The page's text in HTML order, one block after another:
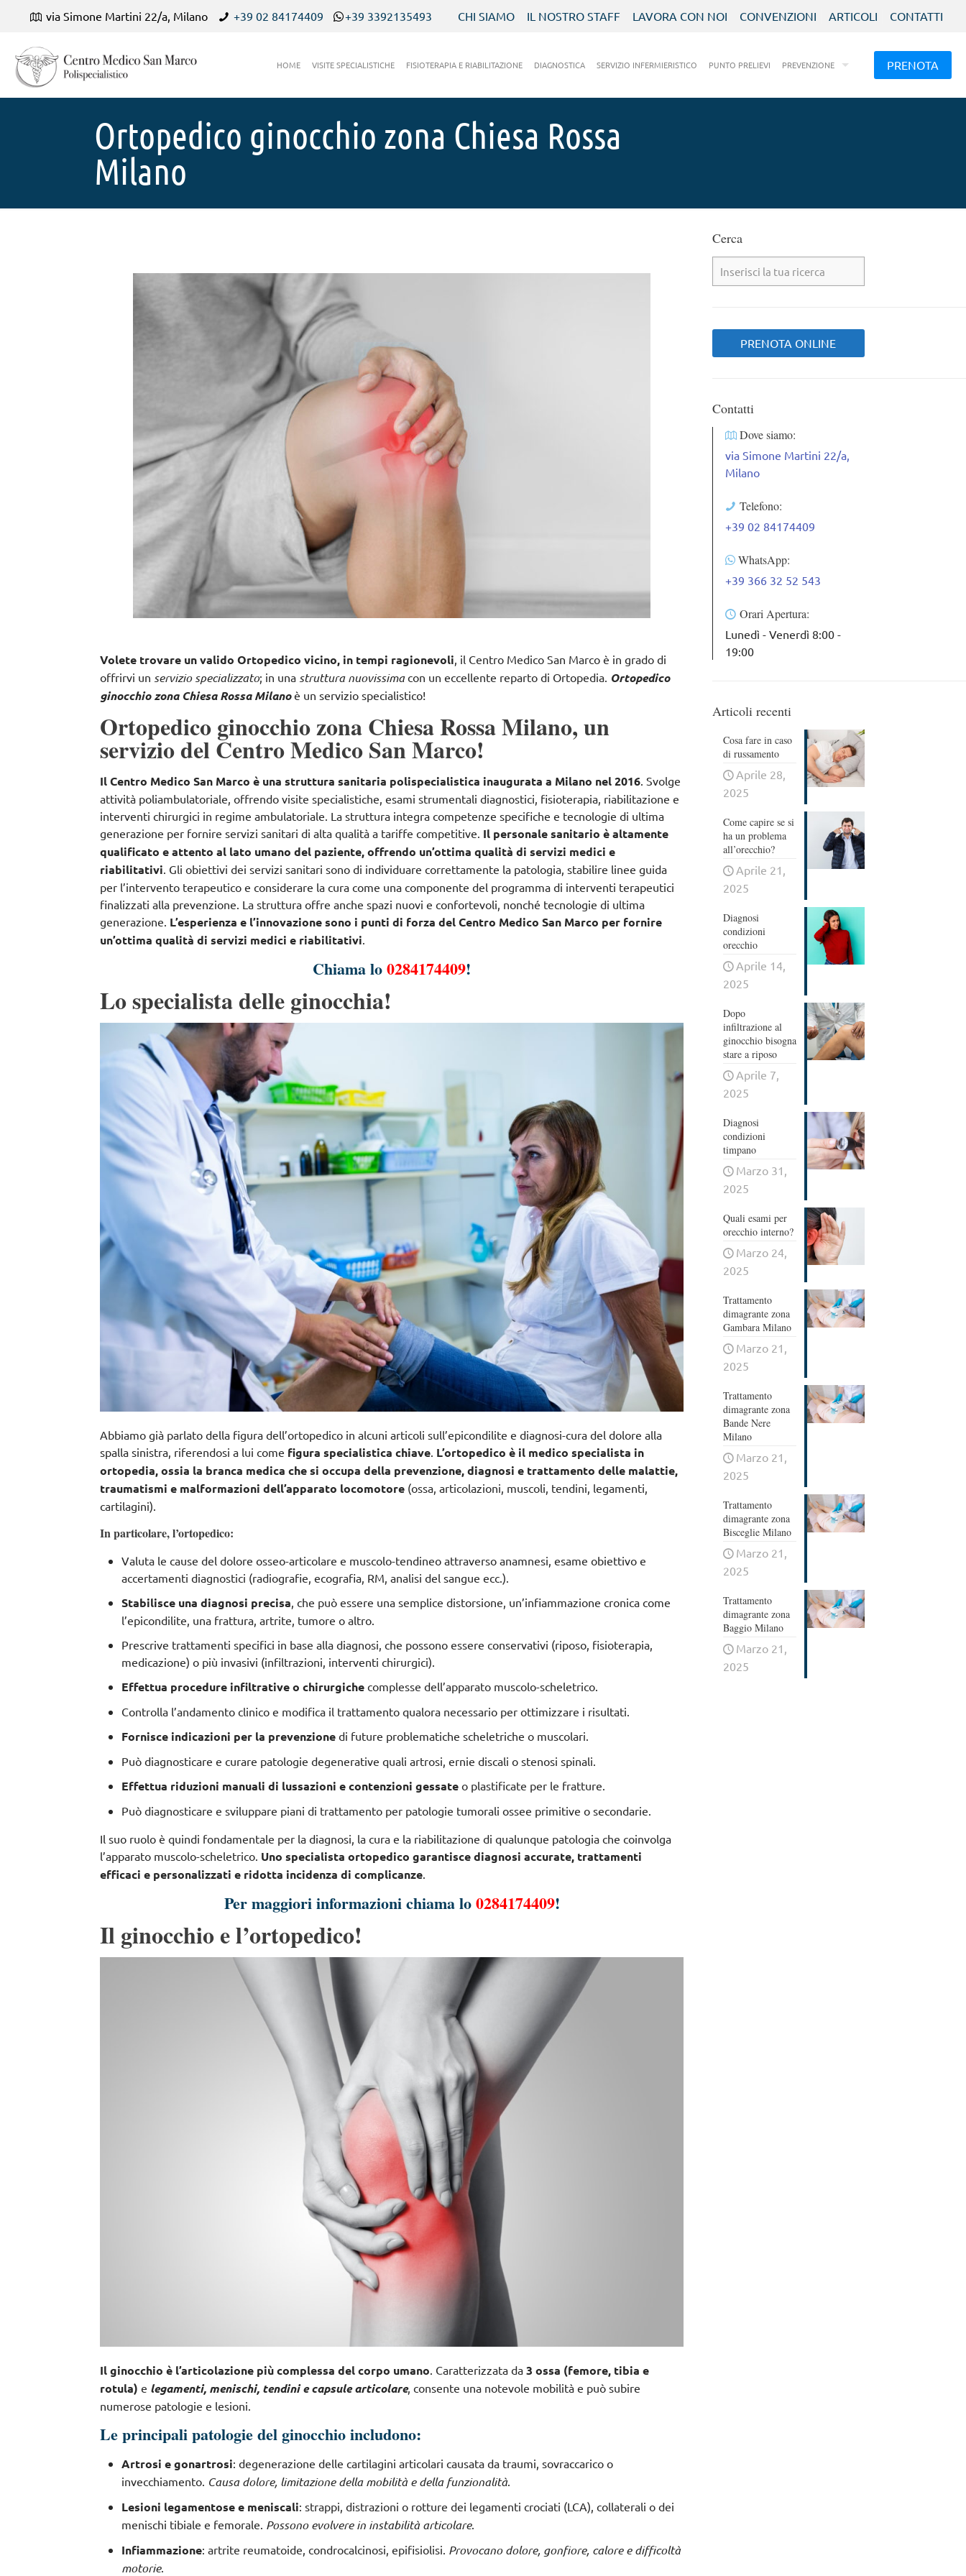
via Simone Martini 22/a, Milano +39 02 84174409 +39 3392135493 CHI SIAMO IL NOSTRO STAFF LAVORA CON NOI CONVENZIONI ARTICOLI CONTATTI
HOME VISITE SPECIALISTICHE FISIOTERAPIA E RIABILITAZIONE DIAGNOSTICA SERVIZIO INFERMIERISTICO PUNTO PRELIEVI PREVENZIONE PRENOTA
Ortopedico ginocchio zona Chiesa Rossa
Milano
Volete trovare un valido Ortopedico vicino, in tempi ragionevoli il Centro Medico San Marco è in grado di
offrirvi un servizio specializzato; in una struttura nuovissimacon un eccellente reparto di Ortopedia. Ortopedico
ginocchio zona Chiesa Rossa Milanoè un servizio specialistico!
Ortopedico ginocchio zona Chiesa Rossa Milano, un
servizio del Centro Medico San Marco!
Il Centro Medico San Marco è una struttura sanitaria polispecialistica inaugurata a Milano nel 2016 . Svolge
attività poliambulatoriale, offrendovisite specialistiche, esami strumentali diagnostici, fisioterapia, riabilitazione e
interventi chirurgici in regime ambulatoriale . La struttura integra competenze specifiche e tecnologie di ultima
generazione per fornire servizi sanitari di alta qualità a tariffe competitive. Il personale sanitario è altamente
qualificato e attento al lato umano del paziente, offrendo un’ottima qualità di servizi medici e
riabilitativi . Gli obiettivi dei servizi sanitari sono di individuare correttamente la patologia, stabilire linee guida
per l’intervento terapeutico e considerare la cura come una componente del programma di interventi terapeutici
finalizzati alla prevenzione . La struttura offre anche spazi nuovi e confortevoli, nonché tecnologie di ultima
generazione. L’esperienza e l’innovazione sono i punti di forza del Centro Medico San Marco per fornire
un’ottima qualità di servizi medici e riabilitativi
Chiama lo0284174409!
Lo specialista delle ginocchia!
Abbiamo già parlato della figura dell’ortopedico in alcuni articoli sull’epicondilite e diagnosi-cura del dolore alla
spalla sinistra, riferendosi a lui come figura specialistica chiave. L’ortopedico è il medico specialista in
ortopedia, ossia la branca medica che si occupa della prevenzione, diagnosi e trattamento delle malattie,
traumatismi e malformazioni dell’apparato locomotore (ossa, articolazioni, muscoli, tendini, legamenti,
cartilagini).
In particolare, l’ortopedico:
Valuta le cause del dolore osseo-articolare e muscolo-tendineo attraverso anamnesi, esame obiettivo e
accertamenti diagnostici (radiografie, ecografia, RM, analisi del sangue ecc.).
Stabilisce una diagnosi precisa, che può essere una semplice distorsione, un’infiammazione cronica come
l’epicondilite, una frattura, artrite, tumore o altro.
Prescrive trattamenti specifici in base alla diagnosi, che possono essere conservativi (riposo, fisioterapia,
medicazione) o più invasivi (infiltrazioni, interventi chirurgici).
Effettua procedure infiltrative o chirurgiche complesse dell’apparato muscolo-scheletrico.
Controlla l’andamento clinico e modifica il trattamento qualora necessario per ottimizzare i risultati.
Fornisce indicazioni per la prevenzione di future problematiche scheletriche o muscolari.
Può diagnosticare e curare patologie degenerative qualiartrosi,ernie discali ostenosi spinali.
Effettua riduzioni manuali di lussazioni e contenzioni gessate o plastificate per le fratture.
Può diagnosticare e sviluppare piani di trattamento per patologie tumorali ossee primitive o secondarie.
Il suo ruolo è quindi fondamentale per la diagnosi, la cura e la riabilitazione di qualunque patologia che coinvolga
l’apparato muscolo-scheletrico. Uno specialista ortopedico garantisce diagnosi accurate, trattamenti
efficaci e personalizzati e ridotta incidenza di complicanze.
Per maggiori informazioni chiama lo0284174409!
Il ginocchio e l’ortopedico!
Il ginocchio è l’articolazione più complessa del corpo umano . Caratterizzata da3 ossa (femore, tibia e
rotula) e legamenti, menischi, tendini e capsule articolare, consente una notevole mobilità e può subire
numerose patologie e lesioni.
Le principali patologie del ginocchio includono:
Artrosi e gonartrosi: degenerazione delle cartilagini articolari causata da traumi, sovraccarico o
invecchiamento. Causa dolore, limitazione della mobilità e della funzionalità.
Lesioni legamentose e meniscali: strappi, distrazioni o rotture dei legamenti crociati (LCA), collaterali o dei
menischi tibiale e femorale. Possono evolvere in instabilità articolare.
Infiammazione: artrite reumatoide, condrocalcinosi, epifisiolisi. Provocano dolore, gonfiore, calore e difficoltà
motorie.
Cerca
PRENOTA ONLINE
Contatti
Dove siamo:
via Simone Martini 22/a,
Milano
Telefono:
+39 02 84174409
WhatsApp:
+39 366 32 52 543
Orari Apertura:
Lunedì - Venerdì 8:00 -
19:00
Articoli recenti
Cosa fare in caso
di russamento
Aprile 28,
2025
Come capire se si
ha un problema
all’orecchio?
Aprile 21,
2025
Diagnosi
condizioni
orecchio
Aprile 14,
2025
Dopo
infiltrazione al
ginocchio bisogna
stare a riposo
Aprile 7,
2025
Diagnosi
condizioni
timpano
Marzo 31,
2025
Quali esami per
orecchio interno?
Marzo 24,
2025
Trattamento
dimagrante zona
Gambara Milano
Marzo 21,
2025
Trattamento
dimagrante zona
Bande Nere
Milano
Marzo 21,
2025
Trattamento
dimagrante zona
Bisceglie Milano
Marzo 21,
2025
Trattamento
dimagrante zona
Baggio Milano
Marzo 21,
2025